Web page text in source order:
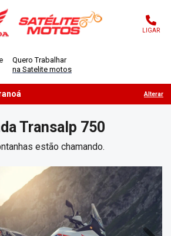
LIGAR
Quero Trabalhar
na Satelite motos
Alterar
Transalp 750
estão chamando.